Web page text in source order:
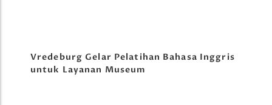
Vredeburg Gelar Pelatihan Bahasa Inggris
untuk Layanan Museum